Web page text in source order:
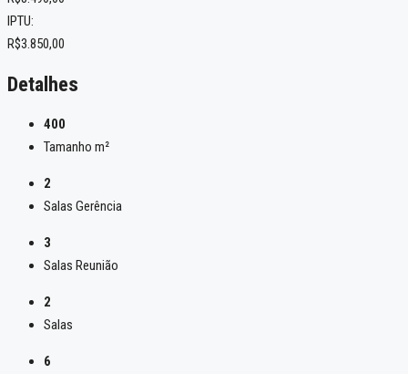
IPTU:
R$3.850,00
Detalhes
400
Tamanho m²
2
Salas Gerência
3
Salas Reunião
2
Salas
6